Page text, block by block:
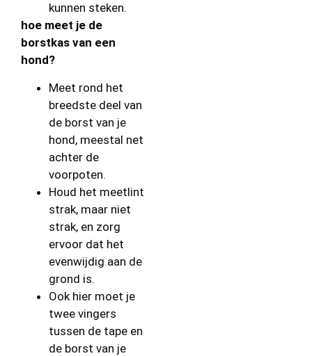
kunnen steken.
hoe meet je de
borstkas van een
hond?
Meet rond het
breedste deel van
de borst van je
hond, meestal net
achter de
voorpoten.
Houd het meetlint
strak, maar niet
strak, en zorg
ervoor dat het
evenwijdig aan de
grond is.
Ook hier moet je
twee vingers
tussen de tape en
de borst van je